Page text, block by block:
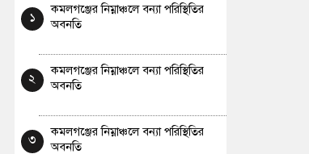
১
কমলগঞ্জের নিম্নাঞ্চলে বন্যা পরিস্থিতির
অবনতি
২
কমলগঞ্জের নিম্নাঞ্চলে বন্যা পরিস্থিতির
অবনতি
৩
কমলগঞ্জের নিম্নাঞ্চলে বন্যা পরিস্থিতির
অবনতি